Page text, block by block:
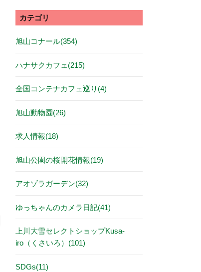
カテゴリ
旭山コナール(354)
ハナサクカフェ(215)
全国コンテナカフェ巡り(4)
旭山動物園(26)
求人情報(18)
旭山公園の桜開花情報(19)
アオゾラガーデン(32)
ゆっちゃんのカメラ日記(41)
上川大雪セレクトショップKusa-
iro（くさいろ）(101)
SDGs(11)